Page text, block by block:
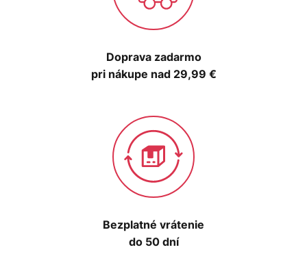
Doprava zadarmo
pri nákupe nad 29,99 €
Bezplatné vrátenie
do 50 dní